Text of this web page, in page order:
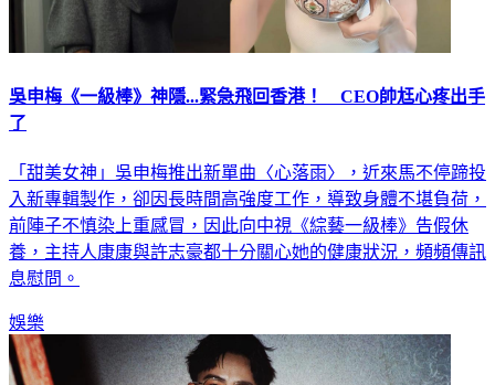
吳申梅《一級棒》神隱...緊急飛回香港！ CEO帥尪心疼出手
了
「甜美女神」吳申梅推出新單曲〈心落雨〉，近來馬不停蹄投
入新專輯製作，卻因長時間高強度工作，導致身體不堪負荷，
前陣子不慎染上重感冒，因此向中視《綜藝一級棒》告假休
養，主持人康康與許志豪都十分關心她的健康狀況，頻頻傳訊
息慰問。
娛樂